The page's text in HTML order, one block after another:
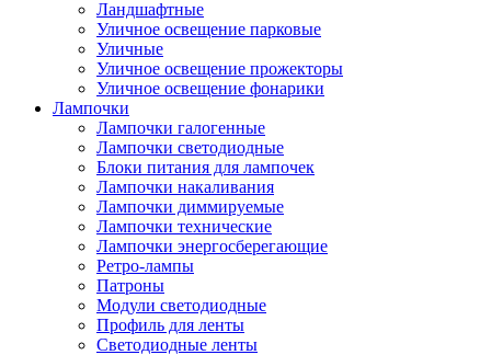
Ландшафтные
Уличное освещение парковые
Уличные
Уличное освещение прожекторы
Уличное освещение фонарики
Лампочки
Лампочки галогенные
Лампочки светодиодные
Блоки питания для лампочек
Лампочки накаливания
Лампочки диммируемые
Лампочки технические
Лампочки энергосберегающие
Ретро-лампы
Патроны
Модули светодиодные
Профиль для ленты
Светодиодные ленты